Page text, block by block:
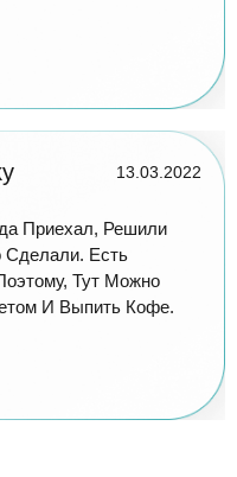
13.03.2022
Приехал, Решили
Сделали. Есть
Тут Можно
И Выпить Кофе.